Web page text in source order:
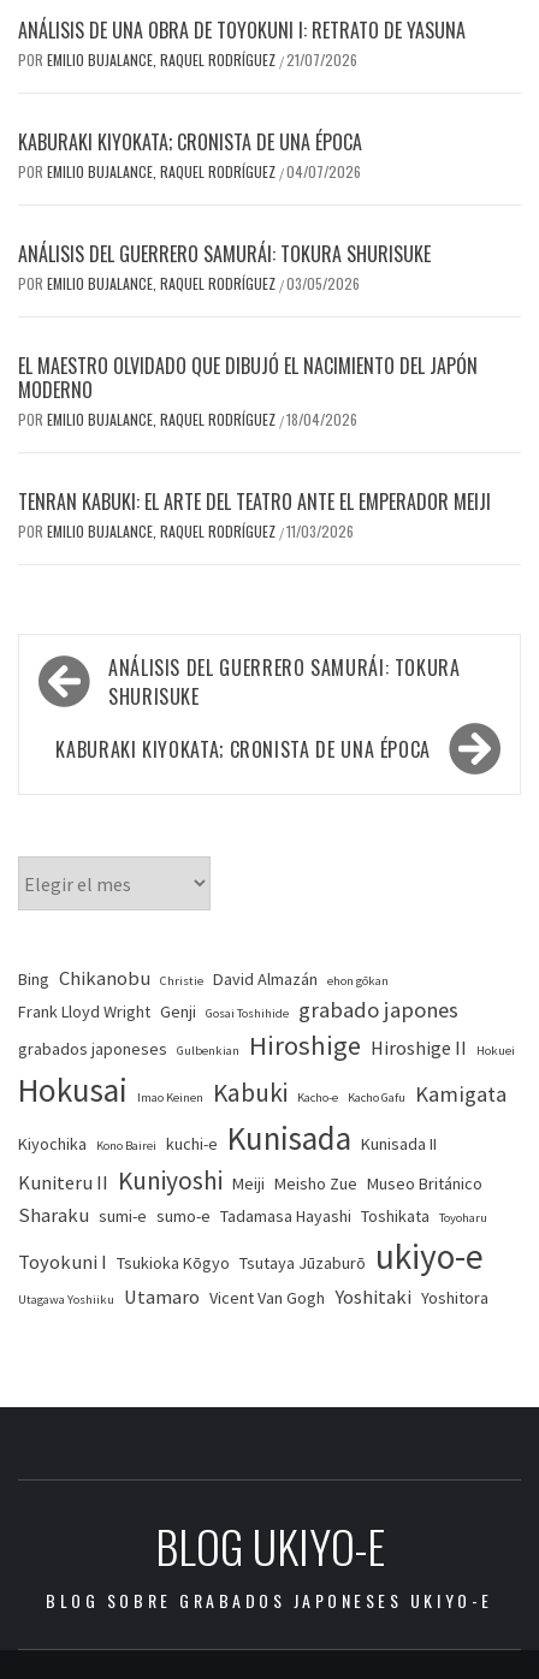
ANÁLISIS DE UNA OBRA DE TOYOKUNI I: RETRATO DE YASUNA
POR EMILIO BUJALANCE, RAQUEL RODRÍGUEZ /21/07/2026
KABURAKI KIYOKATA; CRONISTA DE UNA ÉPOCA
POR EMILIO BUJALANCE, RAQUEL RODRÍGUEZ /04/07/2026
ANÁLISIS DEL GUERRERO SAMURÁI: TOKURA SHURISUKE
POR EMILIO BUJALANCE, RAQUEL RODRÍGUEZ /03/05/2026
EL MAESTRO OLVIDADO QUE DIBUJÓ EL NACIMIENTO DEL JAPÓN
MODERNO
POR EMILIO BUJALANCE, RAQUEL RODRÍGUEZ /18/04/2026
TENRAN KABUKI: EL ARTE DEL TEATRO ANTE EL EMPERADOR MEIJI
POR EMILIO BUJALANCE, RAQUEL RODRÍGUEZ /11/03/2026
Navegación
de
entradas
ANÁLISIS DEL GUERRERO SAMURÁI: TOKURA
SHURISUKE
KABURAKI KIYOKATA; CRONISTA DE UNA ÉPOCA
Bing Chikanobu Christie David Almazán ehon gōkan
Frank Lloyd Wright Genji Gosai Toshihide grabado japones
grabados japoneses Gulbenkian Hiroshige Hiroshige II Hokuei
Hokusai Imao Keinen Kabuki Kacho-e Kacho Gafu Kamigata
Kiyochika Kono Bairei kuchi-e Kunisada Kunisada II
Kuniteru II Kuniyoshi Meiji Meisho Zue Museo Británico
Sharaku sumi-e sumo-e Tadamasa Hayashi Toshikata Toyoharu
Toyokuni I Tsukioka Kōgyo Tsutaya Jūzaburō ukiyo-e
Utagawa Yoshiiku Utamaro Vicent Van Gogh Yoshitaki Yoshitora
BLOG UKIYO-E
BLOG SOBRE GRABADOS JAPONESES UKIYO-E